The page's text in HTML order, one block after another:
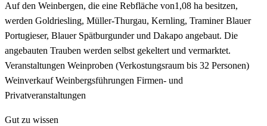
Auf den Weinbergen, die eine Rebfläche von1,08 ha besitzen,
werden Goldriesling, Müller-Thurgau, Kernling, Traminer Blauer
Portugieser, Blauer Spätburgunder und Dakapo angebaut. Die
angebauten Trauben werden selbst gekeltert und vermarktet.
Veranstaltungen Weinproben (Verkostungsraum bis 32 Personen)
Weinverkauf Weinbergsführungen Firmen- und
Privatveranstaltungen
Gut zu wissen